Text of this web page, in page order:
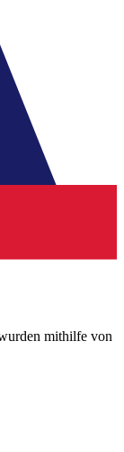
mithilfe von